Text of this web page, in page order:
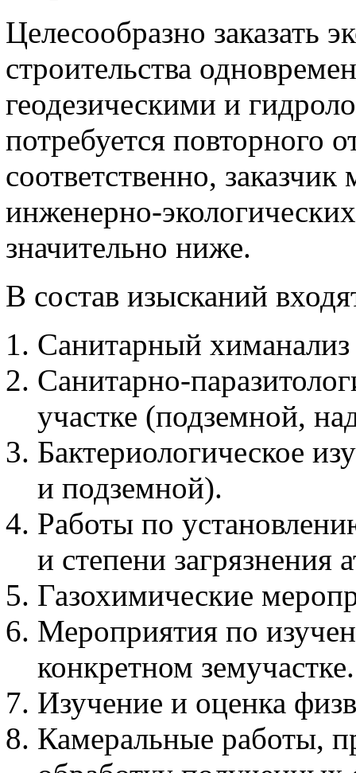
Целесообразно заказать
строительства
геодезическими и
потребуется повторного
соответственно,
инженерно-
значительно ниже.
В состав изысканий
Санитарный
Санитарно-
участке (подземной,
Бактериологическое
и подземной).
Работы по
и степени загрязнения
Газохимические
Мероприятия по
конкретном земучастке.
Изучение и оценка
Камеральные работы,